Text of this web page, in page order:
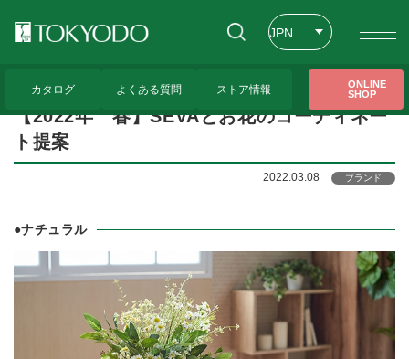
JPN
カタログ よくある質問 ストア情報
ONLINE
SHOP
【2022年 春】SEVAとお花のコーディネート提案
【2022年 春】SEVAとお花のコーディネー
ト提案
2022.03.08 ブランド
●ナチュラル